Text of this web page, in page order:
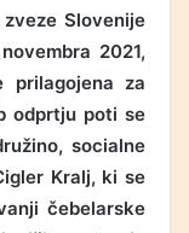
Slovenije
2021,
za
odprtju poti se
socialne
Kralj, ki se
čebelarske